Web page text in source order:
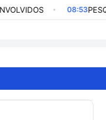
08:53 PESQUISA